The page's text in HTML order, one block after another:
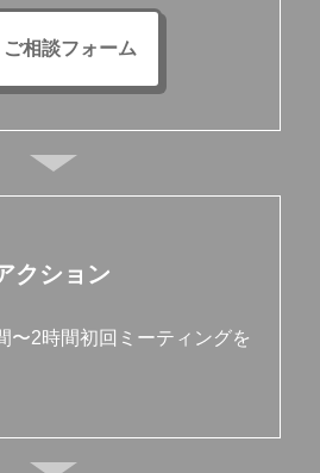
ご相談フォーム
クション
〜2時間初回ミーティングを